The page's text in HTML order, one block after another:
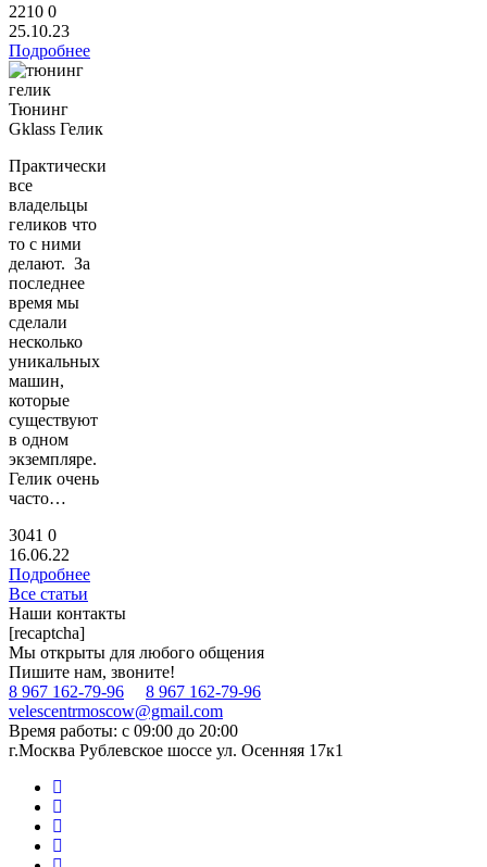
2210 0
25.10.23
Подробнее
Тюнинг
Gklass Гелик
Практически
все
владельцы
геликов что
то с ними
делают. За
последнее
время мы
сделали
несколько
уникальных
машин,
которые
существуют
в одном
экземпляре.
Гелик очень
часто…
3041 0
16.06.22
Подробнее
Все статьи
Наши контакты
[recaptcha]
Мы открыты для любого общения
Пишите нам, звоните!
8 967 162-79-96
8 967 162-79-96
velescentrmoscow@gmail.com
Время работы: с 09:00 до 20:00
г.Москва Рублевское шоссе ул. Осенняя 17к1